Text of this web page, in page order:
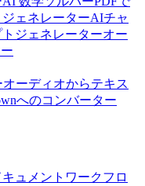
ジェネレーターAIチャ
ジェネレーターオー
オーディオからテキス
へのコンバーター
キュメントワークフロ